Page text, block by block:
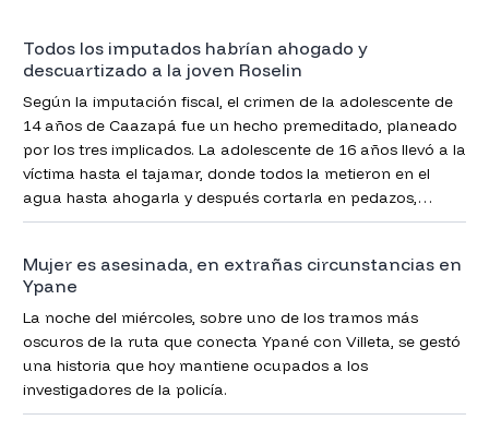
Todos los imputados habrían ahogado y
descuartizado a la joven Roselin
Según la imputación fiscal, el crimen de la adolescente de
14 años de Caazapá fue un hecho premeditado, planeado
por los tres implicados. La adolescente de 16 años llevó a la
víctima hasta el tajamar, donde todos la metieron en el
agua hasta ahogarla y después cortarla en pedazos,
ponerla en un cartón para su posterior entierro en fosa
Mujer es asesinada, en extrañas circunstancias en
Ypane
La noche del miércoles, sobre uno de los tramos más
oscuros de la ruta que conecta Ypané con Villeta, se gestó
una historia que hoy mantiene ocupados a los
investigadores de la policía.